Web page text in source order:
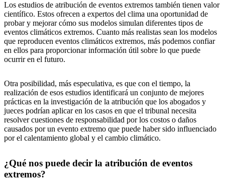
Los estudios de atribución de eventos extremos también tienen valor
científico. Estos ofrecen a expertos del clima una oportunidad de
probar y mejorar cómo sus modelos simulan diferentes tipos de
eventos climáticos extremos. Cuanto más realistas sean los modelos
que reproducen eventos climáticos extremos, más podemos confiar
en ellos para proporcionar información útil sobre lo que puede
ocurrir en el futuro.
Otra posibilidad, más especulativa, es que con el tiempo, la
realización de esos estudios identificará un conjunto de mejores
prácticas en la investigación de la atribución que los abogados y
jueces podrían aplicar en los casos en que el tribunal necesita
resolver cuestiones de responsabilidad por los costos o daños
causados ​​por un evento extremo que puede haber sido influenciado
por el calentamiento global y el cambio climático.
¿Qué nos puede decir la atribución de eventos
extremos?